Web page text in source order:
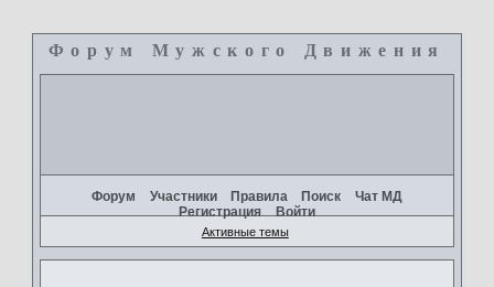
Форум Мужского Движения
Форум Участники Правила Поиск
Чат МД
Регистрация
Войти
Активные темы